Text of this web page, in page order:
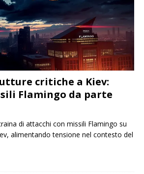
critiche a Kiev:
Flamingo da parte
di attacchi con missili Flamingo su
alimentando tensione nel contesto del